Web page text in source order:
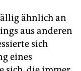
ähnlich an
aus anderen
sich
eines